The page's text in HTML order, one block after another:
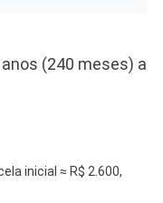
(240 meses) a
inicial ≈ R$ 2.600,